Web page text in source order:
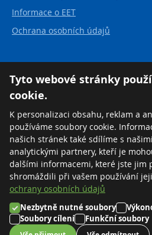
Informace o EET
Ochrana osobních údajů
FINCLUB plus, a.s.
Karvinská 21
737 01 Český Těšín
Česká republika
Tel:+420 558 711 550
Zdarma:
+420 800 169 570
©2026 FINCLUB plus, a.s.
Nastavení cookies
Tyto webové stránky
cookie.
K personalizaci obsahu, reklam a
používáme soubory cookie.
našich stránek také sdílíme s
analytickými partnery, kteří je
dalšími informacemi, které jste jim
shromáždili při vašem používání
ochrany osobních údajů
Nezbytně nutné soubory
Soubory cílení
Funkční soubory